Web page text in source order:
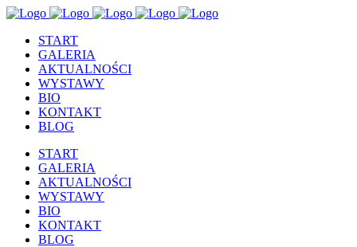
START
GALERIA
AKTUALNOŚCI
WYSTAWY
BIO
KONTAKT
BLOG
START
GALERIA
AKTUALNOŚCI
WYSTAWY
BIO
KONTAKT
BLOG